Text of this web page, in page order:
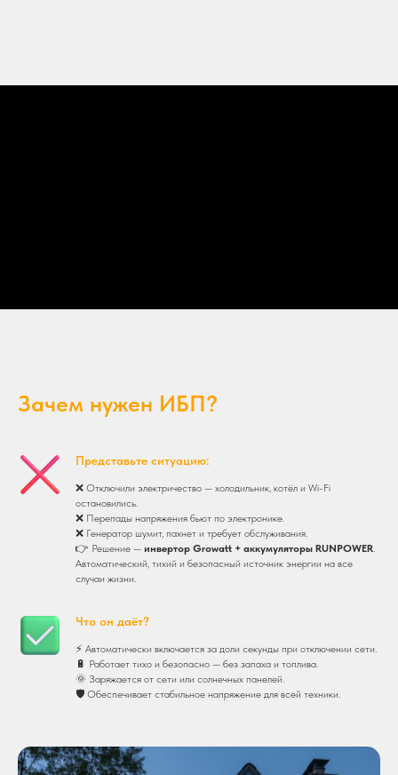
Зачем нужен ИБП?
Представьте ситуацию:
❌ Отключили электричество — холодильник, котёл и Wi-Fi
остановились.
❌ Перепады напряжения бьют по электронике.
❌ Генератор шумит, пахнет и требует обслуживания.
👉 Решение — инвертор Growatt + аккумуляторы RUNPOWER
Автоматический, тихий и безопасный источник энергии на все
случаи жизни.
Что он даёт?
⚡ Автоматически включается за доли секунды при отключении сети.
🔋 Работает тихо и безопасно — без запаха и топлива.
🌞 Заряжается от сети или солнечных панелей.
🛡 Обеспечивает стабильное напряжение для всей техники.